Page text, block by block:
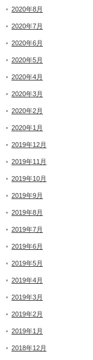
2020年8月
2020年7月
2020年6月
2020年5月
2020年4月
2020年3月
2020年2月
2020年1月
2019年12月
2019年11月
2019年10月
2019年9月
2019年8月
2019年7月
2019年6月
2019年5月
2019年4月
2019年3月
2019年2月
2019年1月
2018年12月